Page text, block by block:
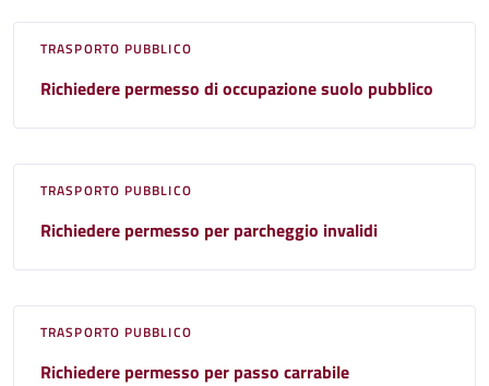
TRASPORTO PUBBLICO
Richiedere permesso di occupazione suolo pubblico
TRASPORTO PUBBLICO
Richiedere permesso per parcheggio invalidi
TRASPORTO PUBBLICO
Richiedere permesso per passo carrabile